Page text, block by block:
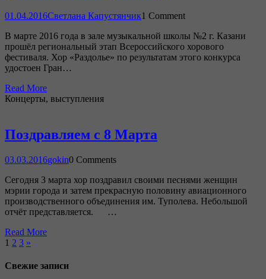
01.04.2016Светлана Капустянчик1 Comment
В марте 2016 года в зале музыкальной школы №2 г. Казани
прошёл региональный этап Всероссийского хорового
фестиваля. Хор «Раздолье» по результатам этого конкурса
удостоен Гран…
Read More
Концерты, выступления
Поздравляем с 8 Марта
03.03.2016gokin0 Comments
Сегодня 3 марта хор поздравил своими песнями женщин
мэрии города и затем прекрасную половину авиационного
производственного объединения им. Туполева. Небольшой
отчёт представляется. …
Read More
1 2 3 »
Свежие записи